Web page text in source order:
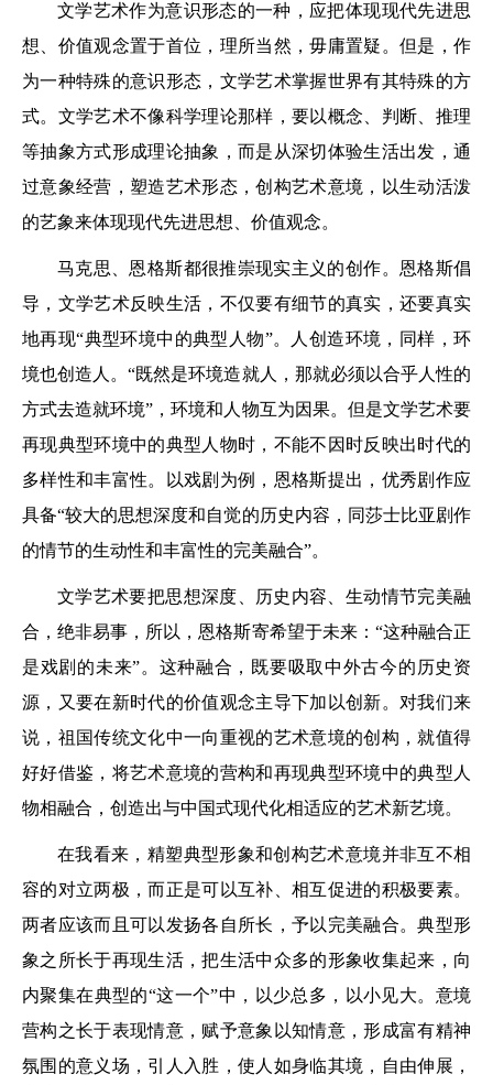
文学艺术作为意识形态的一种，应把体现现代先进思
想、价值观念置于首位，理所当然，毋庸置疑。但是，作
为一种特殊的意识形态，文学艺术掌握世界有其特殊的方
式。文学艺术不像科学理论那样，要以概念、判断、推理
等抽象方式形成理论抽象，而是从深切体验生活出发，通
过意象经营，塑造艺术形态，创构艺术意境，以生动活泼
的艺象来体现现代先进思想、价值观念。
马克思、恩格斯都很推崇现实主义的创作。恩格斯倡
导，文学艺术反映生活，不仅要有细节的真实，还要真实
地再现“典型环境中的典型人物”。人创造环境，同样，环
境也创造人。“既然是环境造就人，那就必须以合乎人性的
方式去造就环境”，环境和人物互为因果。但是文学艺术要
再现典型环境中的典型人物时，不能不因时反映出时代的
多样性和丰富性。以戏剧为例，恩格斯提出，优秀剧作应
具备“较大的思想深度和自觉的历史内容，同莎士比亚剧作
的情节的生动性和丰富性的完美融合”。
文学艺术要把思想深度、历史内容、生动情节完美融
合，绝非易事，所以，恩格斯寄希望于未来：“这种融合正
是戏剧的未来”。这种融合，既要吸取中外古今的历史资
源，又要在新时代的价值观念主导下加以创新。对我们来
说，祖国传统文化中一向重视的艺术意境的创构，就值得
好好借鉴，将艺术意境的营构和再现典型环境中的典型人
物相融合，创造出与中国式现代化相适应的艺术新艺境。
在我看来，精塑典型形象和创构艺术意境并非互不相
容的对立两极，而正是可以互补、相互促进的积极要素。
两者应该而且可以发扬各自所长，予以完美融合。典型形
象之所长于再现生活，把生活中众多的形象收集起来，向
内聚集在典型的“这一个”中，以少总多，以小见大。意境
营构之长于表现情意，赋予意象以知情意，形成富有精神
氛围的意义场，引人入胜，使人如身临其境，自由伸展，